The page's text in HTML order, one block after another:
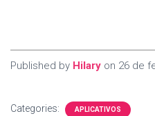
Published by Hilary on 26 de
Categories: APLICATIVOS